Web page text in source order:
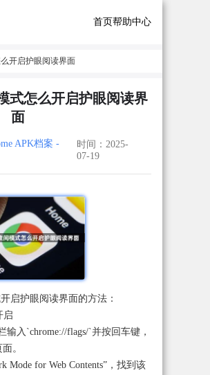
首页帮助中心
开启护眼阅读界面
式怎么开启护眼阅读界
面
APK档案 -
时间：2025-
07-19
启护眼阅读界面的方法：
启
入`chrome://flags/`并按回车键，
。
Mode for Web Contents”，找到该